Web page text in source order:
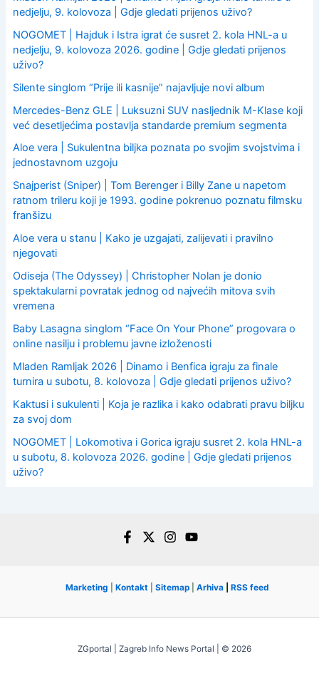
rnedjelju, 9. kolovoza | Gdje gledati prijenos uživo?
NOGOMET | Hajduk i Istra igrat će susret 2. kola HNL-a u
nedjelju, 9. kolovoza 2026. godine | Gdje gledati prijenos
uživo?
Silente singlom “Prije ili kasnije” najavljuje novi album
Mercedes-Benz GLE | Luksuzni SUV nasljednik M-Klase koji
već desetljećima postavlja standarde premium segmenta
Aloe vera | Sukulentna biljka poznata po svojim svojstvima i
jednostavnom uzgoju
Snajperist (Sniper) | Tom Berenger i Billy Zane u napetom
ratnom trileru koji je 1993. godine pokrenuo poznatu filmsku
franšizu
Aloe vera u stanu | Kako je uzgajati, zalijevati i pravilno
njegovati
Odiseja (The Odyssey) | Christopher Nolan je donio
spektakularni povratak jednog od najvećih mitova svih
vremena
Baby Lasagna singlom “Face On Your Phone” progovara o
online nasilju i problemu javne izloženosti
Mladen Ramljak 2026 | Dinamo i Benfica igraju za finale
turnira u subotu, 8. kolovoza | Gdje gledati prijenos uživo?
Kaktusi i sukulenti | Koja je razlika i kako odabrati pravu biljku
za svoj dom
NOGOMET | Lokomotiva i Gorica igraju susret 2. kola HNL-a
u subotu, 8. kolovoza 2026. godine | Gdje gledati prijenos
uživo?
Marketing Kontakt Sitemap Arhiva RSS feed
ZGportal | Zagreb Info News Portal | © 2026